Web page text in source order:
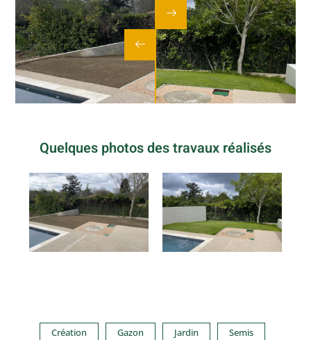
Quelques photos des travaux réalisés
Création Gazon Jardin Semis